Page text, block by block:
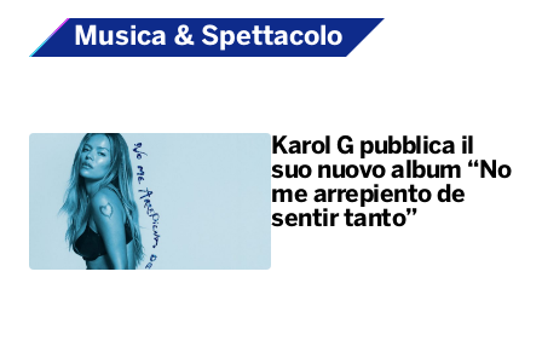
Musica & Spettacolo
Karol G pubblica il
suo nuovo album “No
me arrepiento de
sentir tanto”